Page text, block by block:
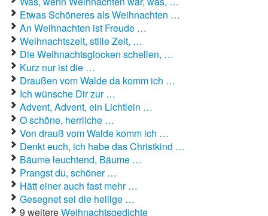
Etwas Schöneres als Weihnachten …
An Weihnachten ist Freude …
Weihnachtszeit, stille Zeit, …
Die Weihnachtsglocken schellen, …
Kurz nur ist die …
Draußen vom Walde da komm ich …
Ich wünsche Dir zur …
Advent, Advent, ein Lichtlein …
O schöne, herrliche …
Von drauß vom Walde komm ich …
Denkt euch, ich habe das Christkind …
Bäume leuchtend, Bäume …
Prangst du, schöner …
Hätt einer auch fast mehr …
Gesegnet sei die heilige …
9 weitereWeihnachtsgedichte